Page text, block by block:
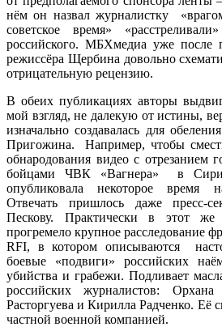
нём он назвал журналистку
советское время»
российского. МБХмедиа уже после
режиссёра Щербина довольно
отрицательную рецензию.
В обеих публикациях авторы
мой взгляд, не далекую от истины,
изначально создавалась для
Пригожина. Например, чтобы
обнародования видео с отрезанием
бойцами ЧВК «Вагнера» в
опубликовала некоторое время
Отвечать пришлось даже пресс-
Пескову. Практически в этот
прогремело крупное расследование
RFI, в котором описываются
боевые «подвиги» российских
убийства и грабежи. Подливает
российских журналистов:
Расторгуева и Кирилла Радченко. Её
частной военной компанией.